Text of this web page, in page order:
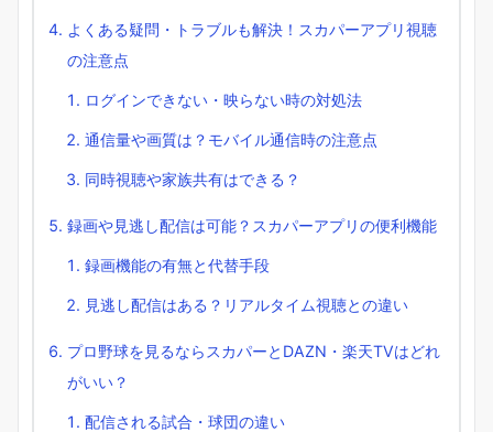
よくある疑問・トラブルも解決！スカパーアプリ視聴
の注意点
ログインできない・映らない時の対処法
通信量や画質は？モバイル通信時の注意点
同時視聴や家族共有はできる？
録画や見逃し配信は可能？スカパーアプリの便利機能
録画機能の有無と代替手段
見逃し配信はある？リアルタイム視聴との違い
プロ野球を見るならスカパーとDAZN・楽天TVはどれ
がいい？
配信される試合・球団の違い